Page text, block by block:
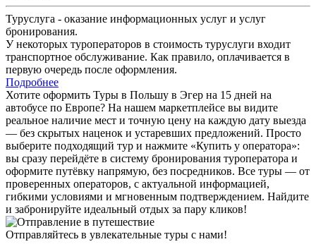
Туруслуга - оказание информационных услуг и услуг
бронирования.
У некоторых туроператоров в стоимость туруслуги входит
транспортное обслуживание. Как правило, оплачивается в
первую очередь после оформления.
Подробнее
Хотите оформить Туры в Польшу в Эгер на 15 дней на
автобусе по Европе? На нашем маркетплейсе вы видите
реальное наличие мест и точную цену на каждую дату выезда
— без скрытых наценок и устаревших предложений. Просто
выберите подходящий тур и нажмите «Купить у оператора»:
вы сразу перейдёте в систему бронирования туроператора и
оформите путёвку напрямую, без посредников. Все туры — от
проверенных операторов, с актуальной информацией,
гибкими условиями и мгновенным подтверждением. Найдите
и забронируйте идеальный отдых за пару кликов!
Отправляйтесь в увлекательные туры с нами!